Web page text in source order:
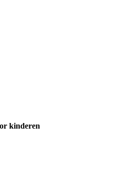
kinderen